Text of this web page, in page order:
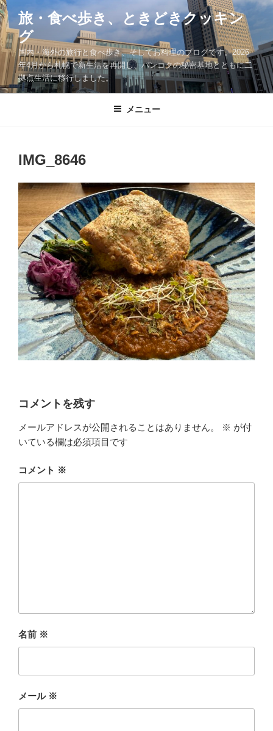
コ
ン
テ
ン
ツ
へ
ス
旅・食べ歩き、ときどきクッキン
グ
国内・海外の旅行と食べ歩き、そしてお料理のブログです。2026
年4月から札幌で新生活を再開し、バンコクの秘密基地とともに二
拠点生活に移行しました。
メニュー
IMG_8646
コメントを残す
メールアドレスが公開されることはありません。 ※ が付
いている欄は必須項目です
コメント ※
名前 ※
メール ※